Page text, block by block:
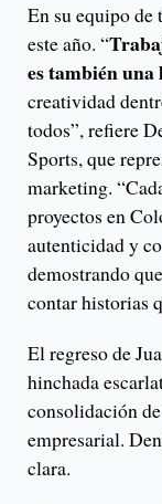
En su equipo de
este año. “
es también
creatividad
todos”, refiere
Sports, que
marketing.
proyectos en
autenticidad y
demostrando
contar historias
El regreso de
hinchada
consolidación
empresarial.
clara.